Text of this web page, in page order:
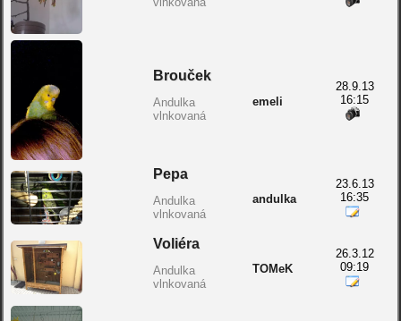
Brouček
Andulka
vlnkovaná
emeli
28.9.13
16:15
Pepa
Andulka
vlnkovaná
andulka
23.6.13
16:35
Voliéra
Andulka
vlnkovaná
TOMeK
26.3.12
09:19